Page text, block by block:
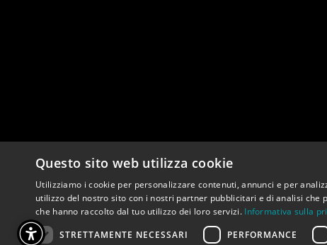
Questo sito web utilizza cookie
Utilizziamo i cookie per personalizzare contenuti, annunci e per
utilizzo del nostro sito con i nostri partner pubblicitari e di analisi
che hanno raccolto dal tuo utilizzo dei loro servizi. Informativa sulla
STRETTAMENTE NECESSARI
PERFORMANCE